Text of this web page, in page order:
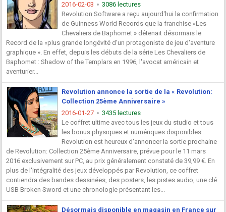
2016-02-03
3086 lectures
Revolution Software a reçu aujourd'hui la confirmation
de Guinness World Records que la franchise «Les
Chevaliers de Baphomet » détenait désormais le
Record de la «plus grande longévité d'un protagoniste de jeu d'aventure
graphique ». En effet, depuis les débuts de la série Les Chevaliers de
Baphomet : Shadow of the Templars en 1996, l'avocat américain et
aventurier...
Revolution annonce la sortie de la « Revolution:
Collection 25ème Anniversaire »
2016-01-27
3435 lectures
Le coffret ultime avec tous les jeux du studio et tous
les bonus physiques et numériques disponibles
Revolution est heureux d'annoncer la sortie prochaine
de Revolution: Collection 25ème Anniversaire, prévue pour le 11 mars
2016 exclusivement sur PC, au prix généralement constaté de 39,99 €. En
plus de l'intégralité des jeux développés par Revolution, ce coffret
contiendra des bandes dessinées, des posters, les pistes audio, une clé
USB Broken Sword et une chronologie présentant les...
Désormais disponible en magasin en France sur